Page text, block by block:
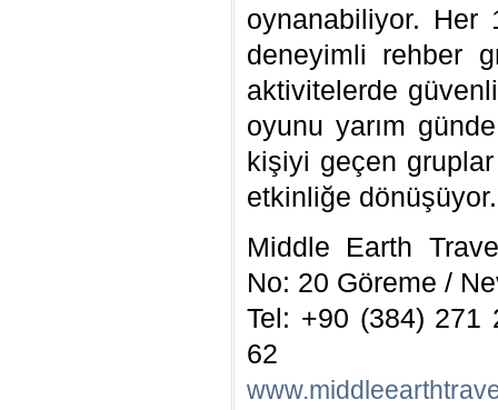
oynanabiliyor.
deneyimli rehber
aktivitelerde
oyunu yarım
kişiyi geçen
etkinliğe dönüşüyor.
Middle Earth
No: 20 Göreme /
Tel: +90 (384) 271
62